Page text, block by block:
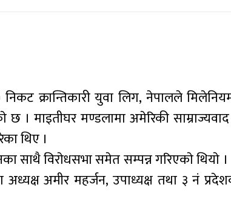
निकट क्रान्तिकारी युवा लिग, नेपालले
छ । माइतीघर मण्डलामा अमेरिकी
थिए ।
साथै विराेधसभा समेत सम्पन्न गरिएकाे
अमीर महर्जन, उपाध्यक्ष तथा ३ नं